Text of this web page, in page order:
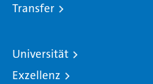
Transfer
Universität
Exzellenz